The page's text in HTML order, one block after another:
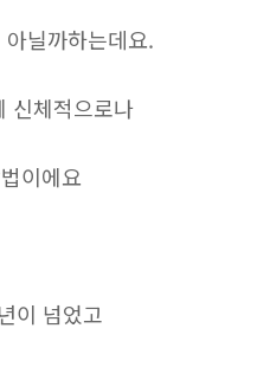
닐까하는데요.
신체적으로나
이에요
이 넘었고